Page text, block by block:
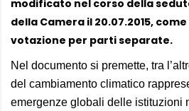
modificato nel corso della
della Camera il 20.07.2015,
votazione per parti separate.
Nel documento si premette, tra
del cambiamento climatico
emergenze globali delle istituzioni